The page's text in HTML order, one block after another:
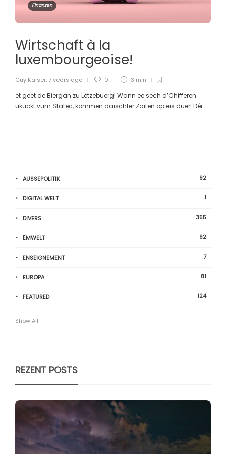
Finanzen
Wirtschaft à la
luxembourgeoise!
Guy Kaiser, 7 years ago 0 3 min
et geet de Biergan zu Lëtzebuerg! Wann ee sech d’Chifferen
ukuckt vum Statec, kommen däischter Zäiten op eis duer! Déi...
AUSSEPOLITIK 92
DIGITAL WELT 1
DIVERS 355
ËMWELT 92
ENSEIGNEMENT 7
EUROPA 81
FEATURED 124
Show All
REZENT POSTS